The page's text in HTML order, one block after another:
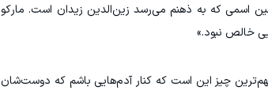
اسمی که به ذهنم می‌رسد زین‌الدین زیدان است. مارکو
خالص نبود.»
چیز این است که کنار آدم‌هایی باشم که دوست‌شان